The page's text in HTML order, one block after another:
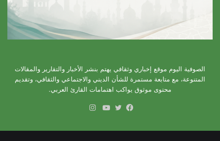
الصوفية اليوم موقع إخباري وثقافي يهتم بنشر الأخبار والتقارير والمقالات
المتنوعة، مع متابعة مستمرة للشأن الديني والاجتماعي والثقافي، وتقديم
محتوى موثوق يواكب اهتمامات القارئ العربي.